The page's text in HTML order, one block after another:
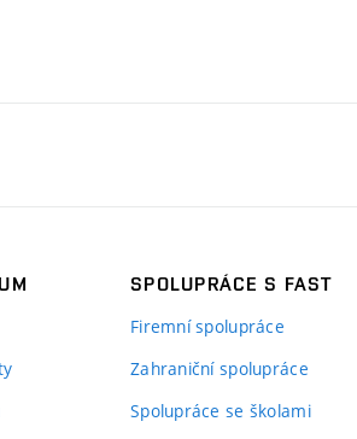
SPOLUPRÁCE S FAST
Firemní spolupráce
Zahraniční spolupráce
Spolupráce se školami